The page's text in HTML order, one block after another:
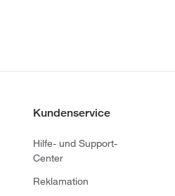
Kundenservice
Hilfe- und Support-
Center
Reklamation